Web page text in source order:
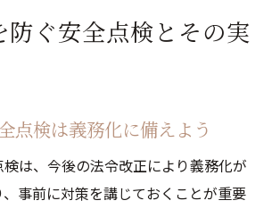
防ぐ安全点検とその実
点検は義務化に備えよう
は、今後の法令改正により義務化が
事前に対策を講じておくことが重要